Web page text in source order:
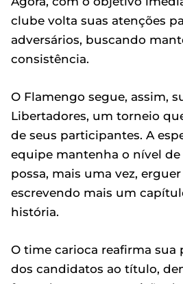
clube volta suas atenções
adversários, buscando
consistência.
O Flamengo segue, assim,
Libertadores, um torneio
de seus participantes. A
equipe mantenha o nível
possa, mais uma vez,
escrevendo mais um
história.
O time carioca reafirma sua
dos candidatos ao título,